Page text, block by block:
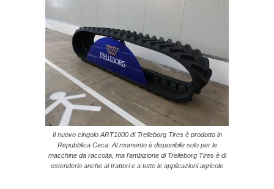
Il nuovo cingolo ART1000 di Trelleborg Tires è prodotto in
Repubblica Ceca. Al momento è disponibile solo per le
macchine da raccolta, ma l’ambizione di Trelleborg Tires è di
estenderlo anche ai trattori e a tutte le applicazioni agricole